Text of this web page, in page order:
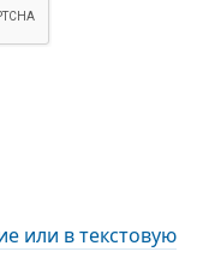
или в текстовую